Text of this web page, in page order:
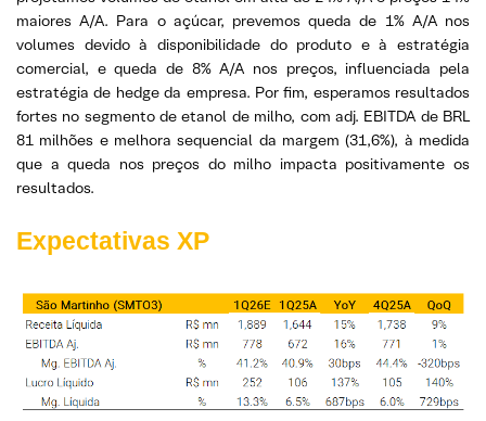
maiores A/A. Para o açúcar, prevemos queda de 1% A/A nos
volumes devido à disponibilidade do produto e à estratégia
comercial, e queda de 8% A/A nos preços, influenciada pela
estratégia de hedge da empresa. Por fim, esperamos resultados
fortes no segmento de etanol de milho, com adj. EBITDA de BRL
81 milhões e melhora sequencial da margem (31,6%), à medida
que a queda nos preços do milho impacta positivamente os
resultados.
Expectativas XP